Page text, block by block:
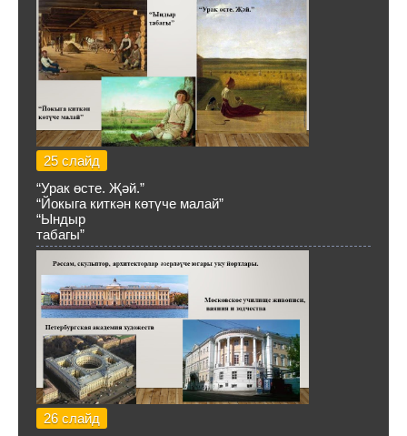
25 слайд
“Урак өсте. Җәй.”
“Йокыга киткән көтүче малай”
“Ындыр
табагы”
26 слайд